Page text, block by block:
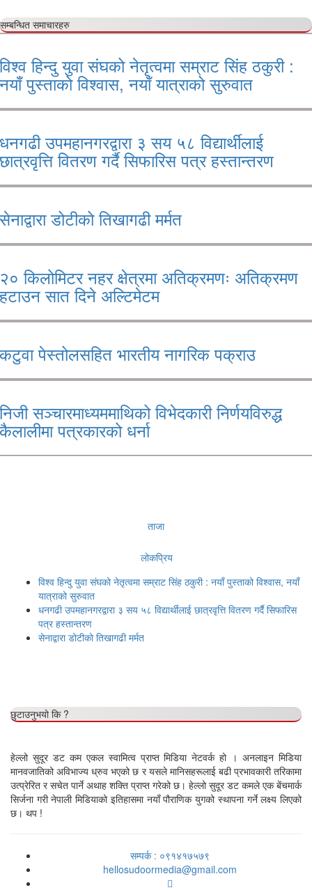
सम्बन्धित समाचारहरु
विश्व हिन्दु युवा संघको नेतृत्वमा सम्राट सिंह ठकुरी :
नयाँ पुस्ताको विश्वास, नयाँ यात्राको सुरुवात
धनगढी उपमहानगरद्वारा ३ सय ५८ विद्यार्थीलाई
छात्रवृत्ति वितरण गर्दै सिफारिस पत्र हस्तान्तरण
सेनाद्वारा डोटीको तिखागढी मर्मत
२० किलोमिटर नहर क्षेत्रमा अतिक्रमणः अतिक्रमण
हटाउन सात दिने अल्टिमेटम
कटुवा पेस्तोलसहित भारतीय नागरिक पक्राउ
निजी सञ्चारमाध्यममाथिको विभेदकारी निर्णयविरुद्ध
कैलालीमा पत्रकारको धर्ना
ताजा
लोकप्रिय
विश्व हिन्दु युवा संघको नेतृत्वमा सम्राट सिंह ठकुरी : नयाँ पुस्ताको विश्वास, नयाँ
यात्राको सुरुवात
धनगढी उपमहानगरद्वारा ३ सय ५८ विद्यार्थीलाई छात्रवृत्ति वितरण गर्दै सिफारिस
पत्र हस्तान्तरण
सेनाद्वारा डोटीको तिखागढी मर्मत
छुटाउनुभयो कि ?
हेल्लो सुदूर डट कम एकल स्वामित्व प्राप्त मिडिया नेटवर्क हो । अनलाइन मिडिया
मानवजातिको अविभाज्य ध्रुव भएको छ र यसले मानिसहरूलाई बढी प्रभावकारी तरिकामा
उत्प्रेरित र सचेत पार्ने अथाह शक्ति प्राप्त गरेको छ। हेल्लो सुदूर डट कमले एक बेंचमार्क
सिर्जना गरी नेपाली मिडियाको इतिहासमा नयाँ पौराणिक युगको स्थापना गर्ने लक्ष्य लिएको
छ। थप !
सम्पर्क : ०९१४१७५७९
hellosudoormedia@gmail.com